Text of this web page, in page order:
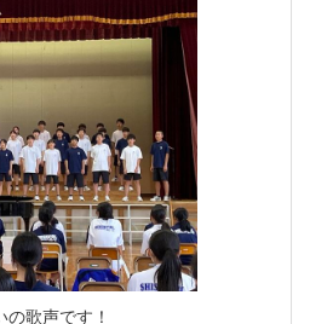
ぱいの歌声です！